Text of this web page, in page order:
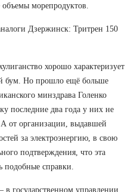
морепродуктов.
Дзержинск: Тритрен 150
хорошо характеризует
бум. Но прошло ещё больше
минздрава Голенко
последние два года у них не
А от организации, выдавшей
за электроэнергию, в свою
подтверждения, что эта
подобные справки.
государственном управлении,